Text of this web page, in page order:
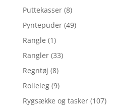
Puttekasser (8)
Pyntepuder (49)
Rangle (1)
Rangler (33)
Regntøj (8)
Rolleleg (9)
Rygsække og tasker (107)